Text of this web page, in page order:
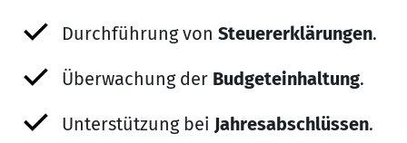
Durchführung von Steuererklärungen.
Überwachung der Budgeteinhaltung.
Unterstützung bei Jahresabschlüssen.